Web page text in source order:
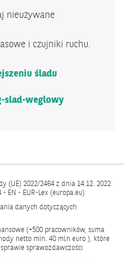
nieużywane
i czujniki ruchu.
śladu
slad-weglowy
(UE) 2022/2464 z dnia 14.12. 2022
EN - EUR-Lex (europa.eu)
danych dotyczących
(+500 pracowników, suma
netto min. 40 mln euro ), które
sprawozdawczości